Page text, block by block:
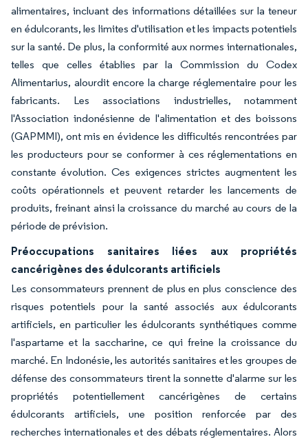
alimentaires, incluant des informations détaillées sur la teneur
en édulcorants, les limites d'utilisation et les impacts potentiels
sur la santé. De plus, la conformité aux normes internationales,
telles que celles établies par la Commission du Codex
Alimentarius, alourdit encore la charge réglementaire pour les
fabricants. Les associations industrielles, notamment
l'Association indonésienne de l'alimentation et des boissons
(GAPMMI), ont mis en évidence les difficultés rencontrées par
les producteurs pour se conformer à ces réglementations en
constante évolution. Ces exigences strictes augmentent les
coûts opérationnels et peuvent retarder les lancements de
produits, freinant ainsi la croissance du marché au cours de la
période de prévision.
Préoccupations sanitaires liées aux propriétés
cancérigènes des édulcorants artificiels
Les consommateurs prennent de plus en plus conscience des
risques potentiels pour la santé associés aux édulcorants
artificiels, en particulier les édulcorants synthétiques comme
l'aspartame et la saccharine, ce qui freine la croissance du
marché. En Indonésie, les autorités sanitaires et les groupes de
défense des consommateurs tirent la sonnette d'alarme sur les
propriétés potentiellement cancérigènes de certains
édulcorants artificiels, une position renforcée par des
recherches internationales et des débats réglementaires. Alors